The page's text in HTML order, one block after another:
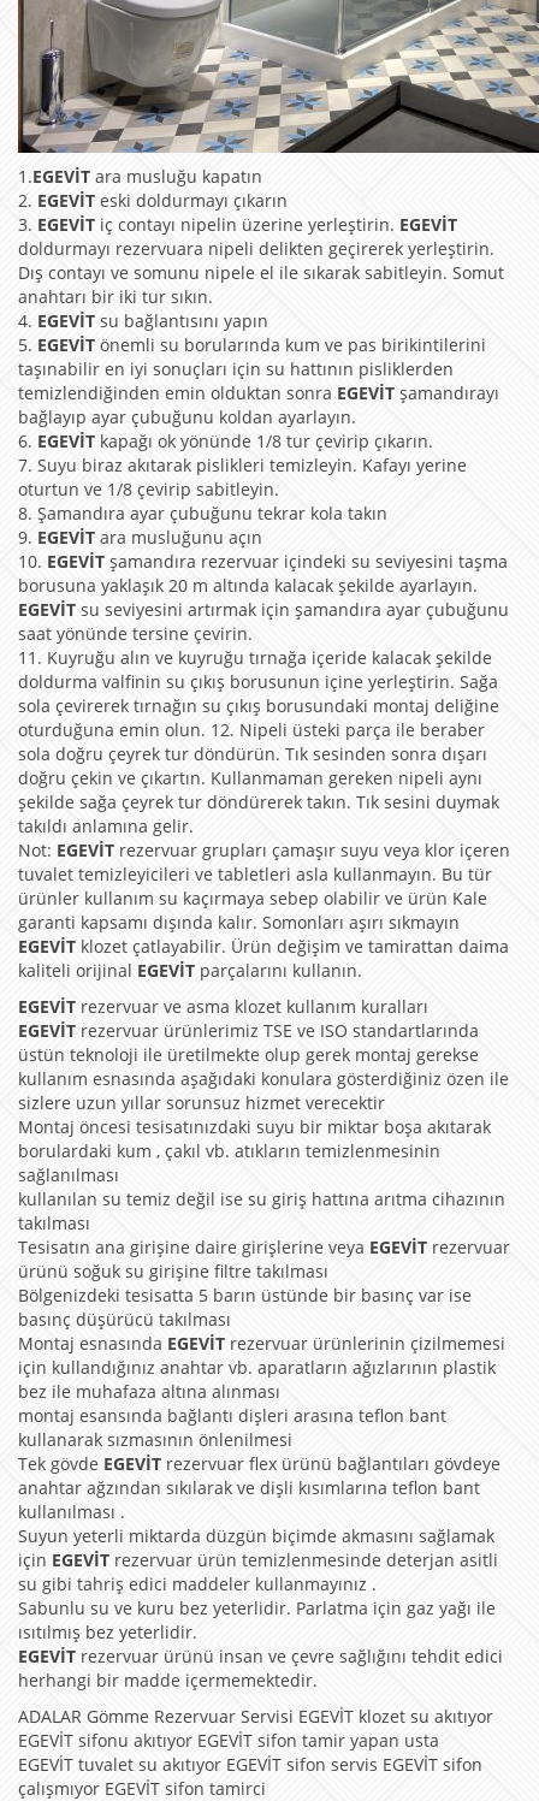
1.EGEVİT ara musluğu kapatın
2. EGEVİT eski doldurmayı çıkarın
3. EGEVİT iç contayı nipelin üzerine yerleştirin. EGEVİT
doldurmayı rezervuara nipeli delikten geçirerek yerleştirin.
Dış contayı ve somunu nipele el ile sıkarak sabitleyin. Somut
anahtarı bir iki tur sıkın.
4. EGEVİT su bağlantısını yapın
5. EGEVİT önemli su borularında kum ve pas birikintilerini
taşınabilir en iyi sonuçları için su hattının pisliklerden
temizlendiğinden emin olduktan sonra EGEVİT şamandırayı
bağlayıp ayar çubuğunu koldan ayarlayın.
6. EGEVİT kapağı ok yönünde 1/8 tur çevirip çıkarın.
7. Suyu biraz akıtarak pislikleri temizleyin. Kafayı yerine
oturtun ve 1/8 çevirip sabitleyin.
8. Şamandıra ayar çubuğunu tekrar kola takın
9. EGEVİT ara musluğunu açın
10. EGEVİT şamandıra rezervuar içindeki su seviyesini taşma
borusuna yaklaşık 20 m altında kalacak şekilde ayarlayın.
EGEVİT su seviyesini artırmak için şamandıra ayar çubuğunu
saat yönünde tersine çevirin.
11. Kuyruğu alın ve kuyruğu tırnağa içeride kalacak şekilde
doldurma valfinin su çıkış borusunun içine yerleştirin. Sağa
sola çevirerek tırnağın su çıkış borusundaki montaj deliğine
oturduğuna emin olun. 12. Nipeli üsteki parça ile beraber
sola doğru çeyrek tur döndürün. Tık sesinden sonra dışarı
doğru çekin ve çıkartın. Kullanmaman gereken nipeli aynı
şekilde sağa çeyrek tur döndürerek takın. Tık sesini duymak
takıldı anlamına gelir.
Not: EGEVİT rezervuar grupları çamaşır suyu veya klor içeren
tuvalet temizleyicileri ve tabletleri asla kullanmayın. Bu tür
ürünler kullanım su kaçırmaya sebep olabilir ve ürün Kale
garanti kapsamı dışında kalır. Somonları aşırı sıkmayın
EGEVİT klozet çatlayabilir. Ürün değişim ve tamirattan daima
kaliteli orijinal EGEVİT parçalarını kullanın.
EGEVİT rezervuar ve asma klozet kullanım kuralları
EGEVİT rezervuar ürünlerimiz TSE ve ISO standartlarında
üstün teknoloji ile üretilmekte olup gerek montaj gerekse
kullanım esnasında aşağıdaki konulara gösterdiğiniz özen ile
sizlere uzun yıllar sorunsuz hizmet verecektir
Montaj öncesi tesisatınızdaki suyu bir miktar boşa akıtarak
borulardaki kum , çakıl vb. atıkların temizlenmesinin
sağlanılması
kullanılan su temiz değil ise su giriş hattına arıtma cihazının
takılması
Tesisatın ana girişine daire girişlerine veya EGEVİT rezervuar
ürünü soğuk su girişine filtre takılması
Bölgenizdeki tesisatta 5 barın üstünde bir basınç var ise
basınç düşürücü takılması
Montaj esnasında EGEVİT rezervuar ürünlerinin çizilmemesi
için kullandığınız anahtar vb. aparatların ağızlarının plastik
bez ile muhafaza altına alınması
montaj esansında bağlantı dişleri arasına teflon bant
kullanarak sızmasının önlenilmesi
Tek gövde EGEVİT rezervuar flex ürünü bağlantıları gövdeye
anahtar ağzından sıkılarak ve dişli kısımlarına teflon bant
kullanılması .
Suyun yeterli miktarda düzgün biçimde akmasını sağlamak
için EGEVİT rezervuar ürün temizlenmesinde deterjan asitli
su gibi tahriş edici maddeler kullanmayınız .
Sabunlu su ve kuru bez yeterlidir. Parlatma için gaz yağı ile
ısıtılmış bez yeterlidir.
EGEVİT rezervuar ürünü insan ve çevre sağlığını tehdit edici
herhangi bir madde içermemektedir.
ADALAR Gömme Rezervuar Servisi EGEVİT klozet su akıtıyor
EGEVİT sifonu akıtıyor EGEVİT sifon tamir yapan usta
EGEVİT tuvalet su akıtıyor EGEVİT sifon servis EGEVİT sifon
çalışmıyor EGEVİT sifon tamirci